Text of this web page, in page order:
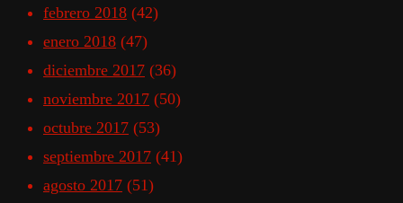
febrero 2018 (42)
enero 2018 (47)
diciembre 2017 (36)
noviembre 2017 (50)
octubre 2017 (53)
septiembre 2017 (41)
agosto 2017 (51)